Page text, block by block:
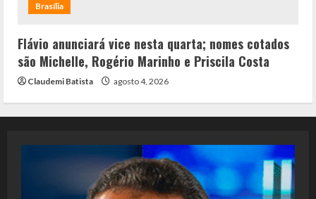
Brasília
Flávio anunciará vice nesta quarta; nomes cotados
são Michelle, Rogério Marinho e Priscila Costa
Claudemi Batista agosto 4, 2026